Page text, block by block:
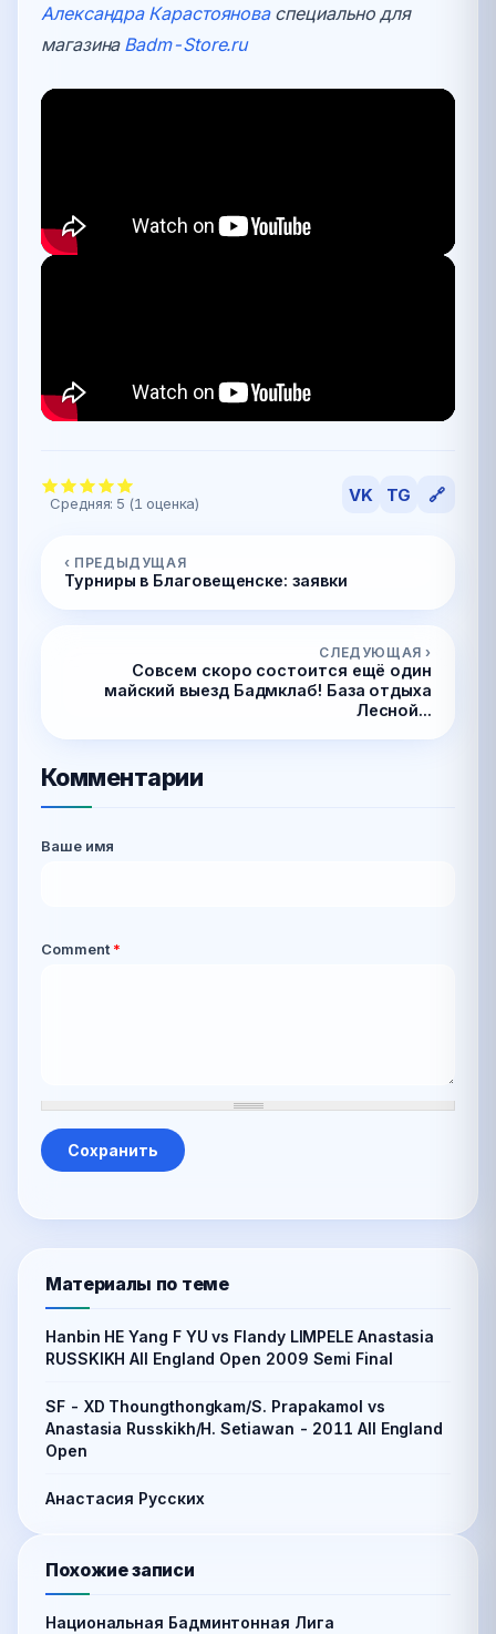
Александра Карастояноваспециально для
магазина Badm-Store.ru
Средняя: 5 (1 оценка) VK TG 🔗
‹ ПРЕДЫДУЩАЯ
Турниры в Благовещенске: заявки
СЛЕДУЮЩАЯ ›
Совсем скоро состоится ещё один
майский выезд Бадмклаб! База отдыха
Лесной...
Комментарии
Ваше имя
Comment *
Материалы по теме
Hanbin HE Yang F YU vs Flandy LIMPELE Anastasia
RUSSKIKH All England Open 2009 Semi Final
SF - XD Thoungthongkam/S. Prapakamol vs
Anastasia Russkikh/H. Setiawan - 2011 All England
Open
Анастасия Русских
Похожие записи
Национальная Бадминтонная Лига